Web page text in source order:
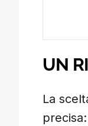
UN
La